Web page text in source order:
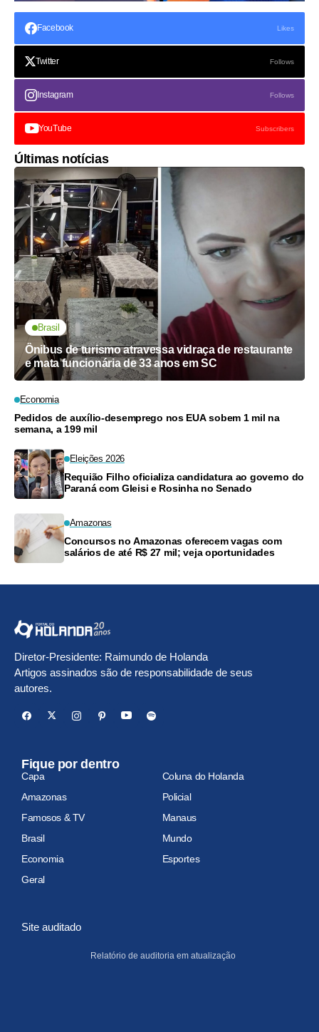
Facebook Likes
Twitter Follows
Instagram Follows
YouTube Subscribers
Últimas notícias
Brasil
Ônibus de turismo atravessa vidraça de restaurante
e mata funcionária de 33 anos em SC
Economia
Pedidos de auxílio-desemprego nos EUA sobem 1 mil na
semana, a 199 mil
Eleições 2026
Requião Filho oficializa candidatura ao governo do
Paraná com Gleisi e Rosinha no Senado
Amazonas
Concursos no Amazonas oferecem vagas com
salários de até R$ 27 mil; veja oportunidades
Diretor-Presidente: Raimundo de Holanda
Artigos assinados são de responsabilidade de seus
autores.
Fique por dentro
Capa
Coluna do Holanda
Amazonas
Policial
Famosos & TV
Manaus
Brasil
Mundo
Economia
Esportes
Geral
Site auditado
Relatório de auditoria em atualização